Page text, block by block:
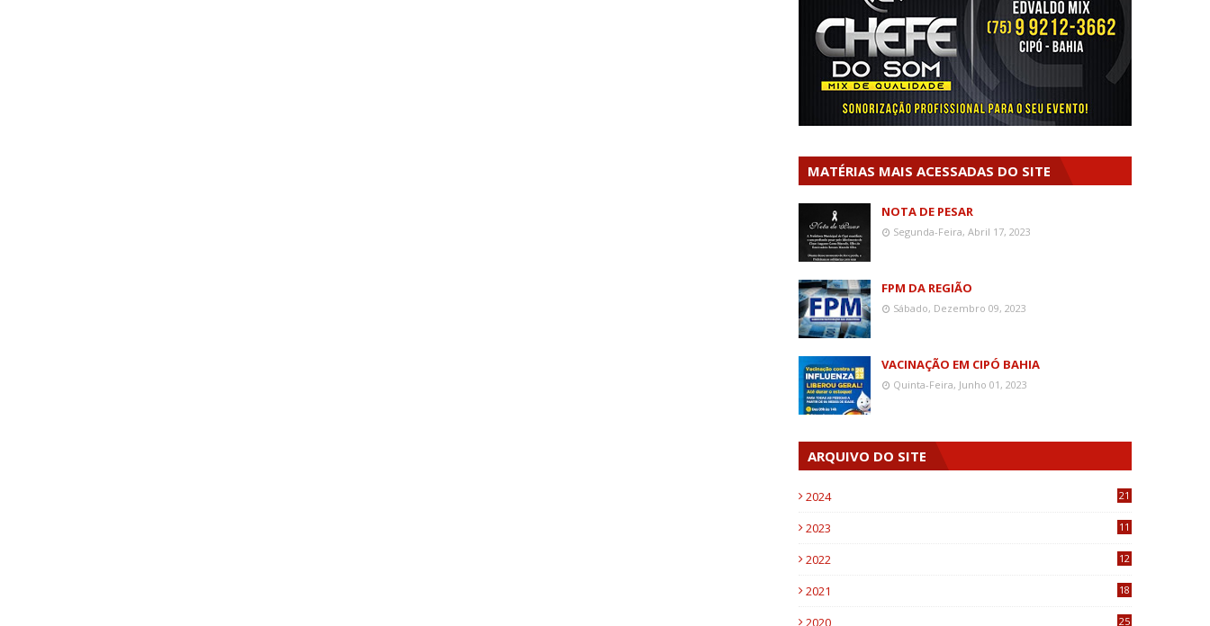
MATÉRIAS MAIS ACESSADAS DO SITE
NOTA DE PESAR
Segunda-Feira, Abril 17, 2023
FPM DA REGIÃO
Sábado, Dezembro 09, 2023
VACINAÇÃO EM CIPÓ BAHIA
Quinta-Feira, Junho 01, 2023
ARQUIVO DO SITE
2024 21
2023
11
2022
12
2021
18
2020 25